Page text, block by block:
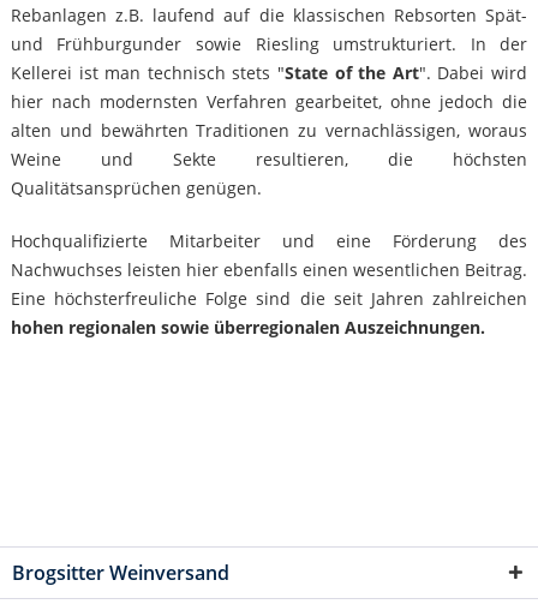
Rebanlagen z.B. laufend auf die klassischen Rebsorten Spät-
und Frühburgunder sowie Riesling umstrukturiert. In der
Kellerei ist man technisch stets "State of the Art". Dabei wird
hier nach modernsten Verfahren gearbeitet, ohne jedoch die
alten und bewährten Traditionen zu vernachlässigen, woraus
Weine und Sekte resultieren, die höchsten
Qualitätsansprüchen genügen.
Hochqualifizierte Mitarbeiter und eine Förderung des
Nachwuchses leisten hier ebenfalls einen wesentlichen Beitrag.
Eine höchsterfreuliche Folge sind die seit Jahren zahlreichen
hohen regionalen sowie überregionalen Auszeichnungen.
Brogsitter Weinversand